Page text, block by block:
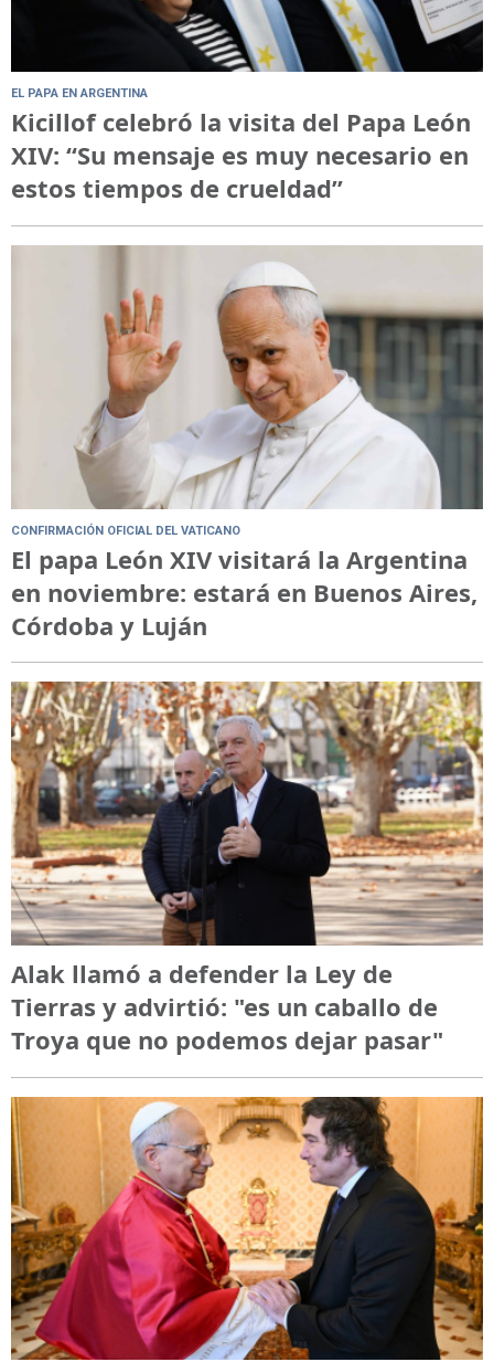
EL PAPA EN ARGENTINA
Kicillof celebró la visita del Papa León
XIV: “Su mensaje es muy necesario en
estos tiempos de crueldad”
CONFIRMACIÓN OFICIAL DEL VATICANO
El papa León XIV visitará la Argentina
en noviembre: estará en Buenos Aires,
Córdoba y Luján
Alak llamó a defender la Ley de
Tierras y advirtió: "es un caballo de
Troya que no podemos dejar pasar"